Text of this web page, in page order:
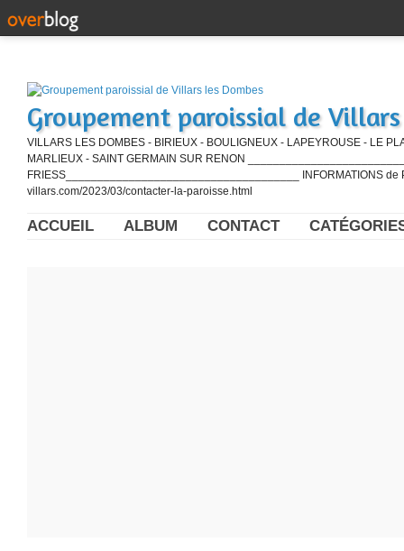
Groupement paroissial de
VILLARS LES DOMBES - BIRIEUX - BOULIGNEUX - LAPEYROUSE - LE
MARLIEUX - SAINT GERMAIN SUR RENON
FRIESS_____________________________________ INFORMATIONS de
villars.com/2023/03/contacter-la-paroisse.html
ACCUEIL ALBUM CONTACT